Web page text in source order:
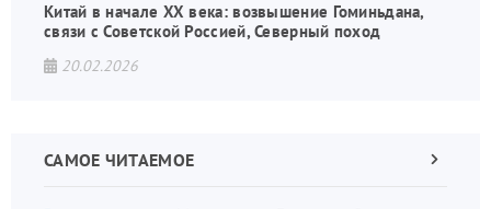
Китай в начале XX века: возвышение Гоминьдана,
связи с Советской Россией, Северный поход
20.02.2026
САМОЕ ЧИТАЕМОЕ
Следующая